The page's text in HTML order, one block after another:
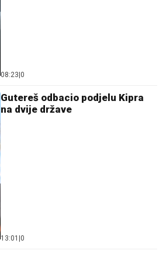
08:23|0
Gutereš odbacio podjelu Kipra
na dvije države
13:01 |0